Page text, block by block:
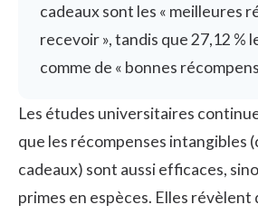
cadeaux sont les « meilleures
recevoir », tandis que 27,12 %
comme de « bonnes
Les études universitaires
que les récompenses intangibles
cadeaux) sont aussi efficaces,
primes en espèces. Elles révèlent